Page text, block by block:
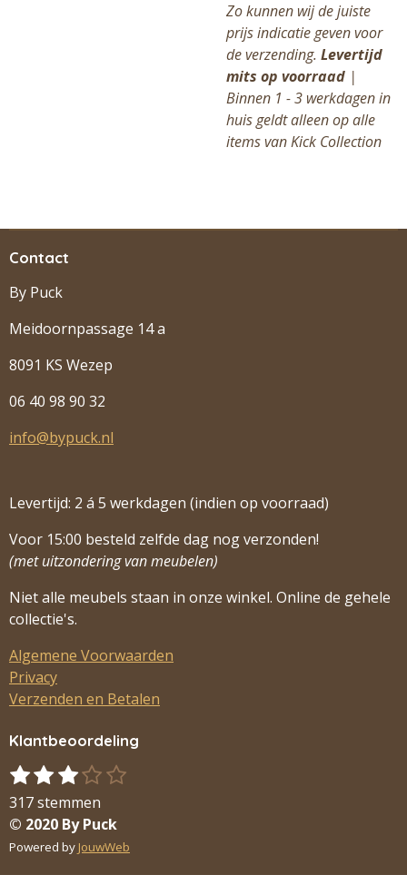
Zo kunnen wij de juiste
prijs indicatie geven voor
de verzending. Levertijd
mits op voorraad |
Binnen 1 - 3 werkdagen in
huis geldt alleen op alle
items van Kick Collection
Contact
By Puck
Meidoornpassage 14 a
8091 KS Wezep
06 40 98 90 32
info@bypuck.nl
Levertijd: 2 á 5 werkdagen (indien op voorraad)
Voor 15:00 besteld zelfde dag nog verzonden!
(met uitzondering van meubelen)
Niet alle meubels staan in onze winkel. Online de gehele
collectie's.
Algemene Voorwaarden
Privacy
Verzenden en Betalen
Klantbeoordeling
R
a
t
i
1
s
t
e
r
2
s
t
e
r
3
s
t
e
r
4
s
t
e
r
5
t
e
r
S
m
317 stemmen
© 2020 By Puck
Powered by JouwWeb